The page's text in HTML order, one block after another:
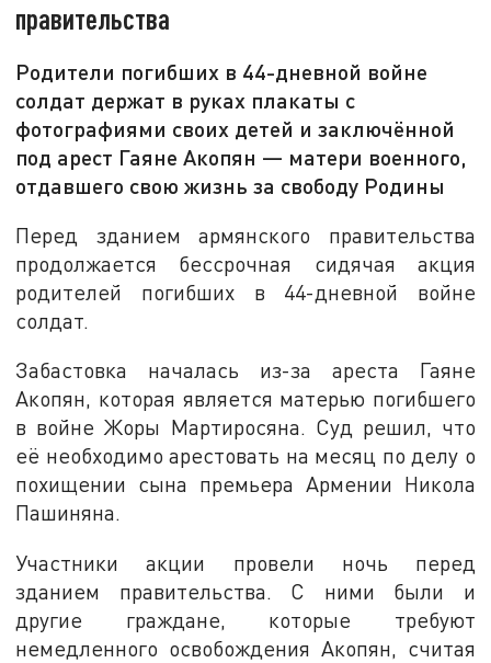
правительства
Родители погибших в 44-дневной войне
солдат держат в руках плакаты с
фотографиями своих детей и заключённой
под арест Гаяне Акопян — матери военного,
отдавшего свою жизнь за свободу Родины
Перед зданием армянского правительства
продолжается бессрочная сидячая акция
родителей погибших в 44-дневной войне
солдат.
Забастовка началась из-за ареста Гаяне
Акопян, которая является матерью погибшего
в войне Жоры Мартиросяна. Суд решил, что
её необходимо арестовать на месяц по делу о
похищении сына премьера Армении Никола
Пашиняна.
Участники акции провели ночь перед
зданием правительства. С ними были и
другие граждане, которые требуют
немедленного освобождения Акопян, считая